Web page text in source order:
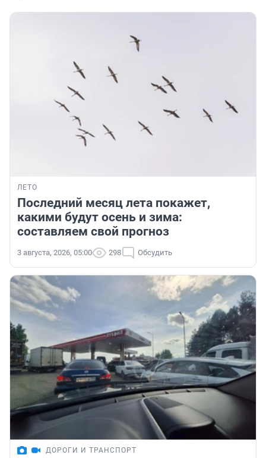
ЛЕТО
Последний месяц лета покажет,
какими будут осень и зима:
составляем свой прогноз
3 августа, 2026, 05:00 298 Обсудить
ДОРОГИ И ТРАНСПОРТ